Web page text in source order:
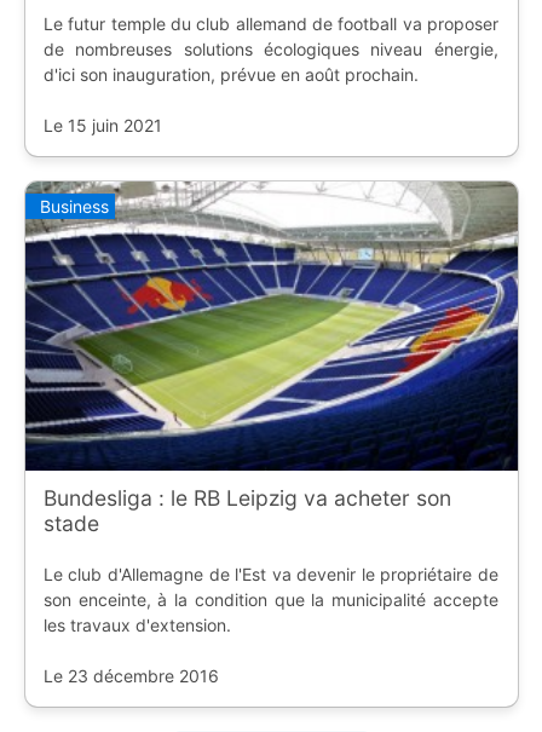
Le futur temple du club allemand de football va proposer
de nombreuses solutions écologiques niveau énergie,
d'ici son inauguration, prévue en août prochain.
Le 15 juin 2021
Business
Bundesliga : le RB Leipzig va acheter son
stade
Le club d'Allemagne de l'Est va devenir le propriétaire de
son enceinte, à la condition que la municipalité accepte
les travaux d'extension.
Le 23 décembre 2016